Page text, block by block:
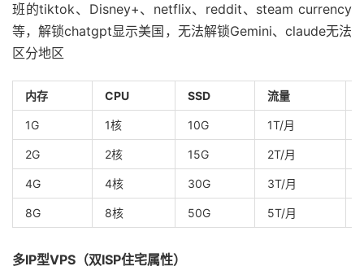
班的tiktok、Disney+、netflix、reddit、steam currency
等，解锁chatgpt显示美国，无法解锁Gemini、claude无法
区分地区
内存 CPU SSD 流量
1G 1核 10G 1T/月
2G 2核 15G 2T/月
4G 4核 30G 3T/月
8G 8核 50G 5T/月
多IP型VPS（双ISP住宅属性）